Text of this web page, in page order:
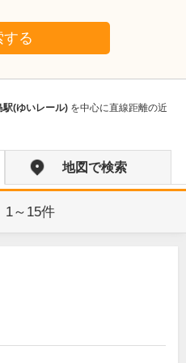
する
駅(ゆいレール) を中心に直線距離の近
地図で検索
1～15件